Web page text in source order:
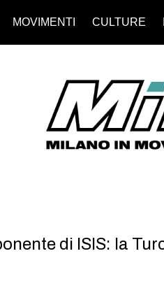
MOVIMENTI CULTURE
di ISIS: la